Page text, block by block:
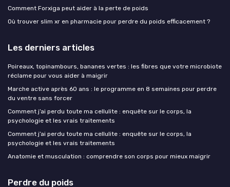
Comment Forxiga peut aider à la perte de poids
Où trouver slim xr en pharmacie pour perdre du poids efficacement ?
Les derniers articles
Poireaux, topinambours, bananes vertes : les fibres que votre microbiote
réclame pour vous aider à maigrir
Marche active après 60 ans : le programme en 8 semaines pour perdre
du ventre sans forcer
Comment j’ai perdu toute ma cellulite : enquête sur le corps, la
psychologie et les vrais traitements
Comment j’ai perdu toute ma cellulite : enquête sur le corps, la
psychologie et les vrais traitements
Anatomie et musculation : comprendre son corps pour mieux maigrir
Perdre du poids